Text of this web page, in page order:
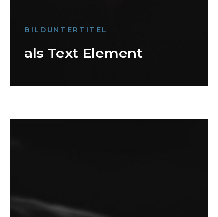
BILDUNTERTITEL
als Text Element